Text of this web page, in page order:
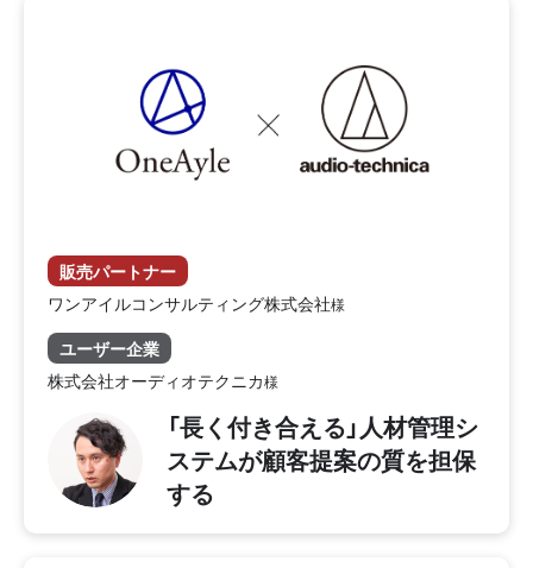
販売パートナー
ワンアイルコンサルティング株式会社
ユーザー企業
株式会社オーディオテクニカ
「長く付き合える」人材管理シ
ステムが顧客提案の質を担保
する